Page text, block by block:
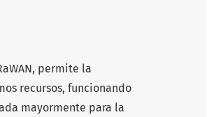
permite la
recursos, funcionando
mayormente para la